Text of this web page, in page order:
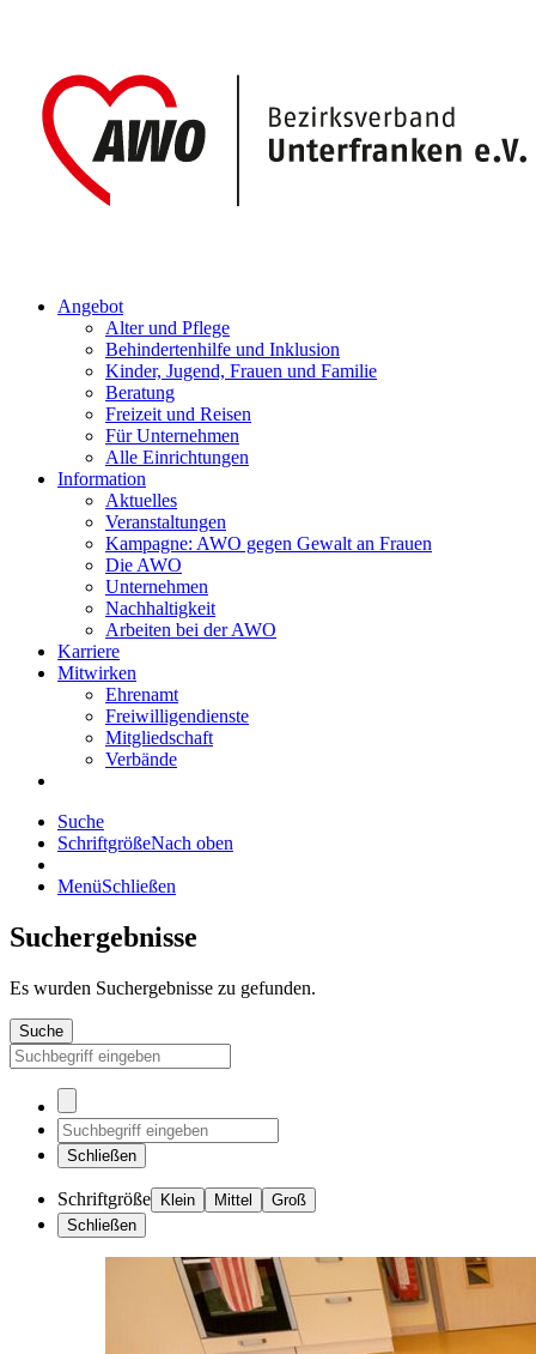
Angebot
Alter und Pflege
Behindertenhilfe und Inklusion
Kinder, Jugend, Frauen und Familie
Beratung
Freizeit und Reisen
Für Unternehmen
Alle Einrichtungen
Information
Aktuelles
Veranstaltungen
Kampagne: AWO gegen Gewalt an Frauen
Die AWO
Unternehmen
Nachhaltigkeit
Arbeiten bei der AWO
Karriere
Mitwirken
Ehrenamt
Freiwilligendienste
Mitgliedschaft
Verbände
Suche
SchriftgrößeNach oben
MenüSchließen
Suchergebnisse
Es wurden Suchergebnisse zu gefunden.
Suche
Schließen
Schriftgröße Klein Mittel
Groß
Schließen